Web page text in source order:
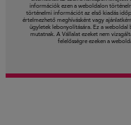
információk ezen a weboldalon
történelmi információt az első kiadás
értelmezhető meghívásként vagy
ügyletek lebonyolítására. Ez a weboldal
mutatnak. A Vállalat ezeket nem
felelősségre ezeken a